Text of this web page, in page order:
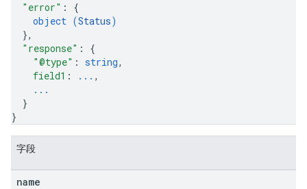
"error" : {
object (Status)
},
"response" : {
"@type" : string,
field1 : ... ,
...
}
}
字段
name